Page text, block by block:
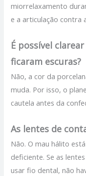
miorrelaxamento
e a articulação contra
É possível
ficaram escuras?
Não, a cor da
muda. Por isso, o
cautela antes da
As lentes de
Não. O mau hálito
deficiente. Se as
usar fio dental, não